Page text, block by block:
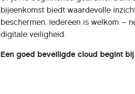
bijeenkomst biedt waardevolle
beschermen. Iedereen is welkom –
digitale veiligheid.
Een goed beveiligde cloud begint